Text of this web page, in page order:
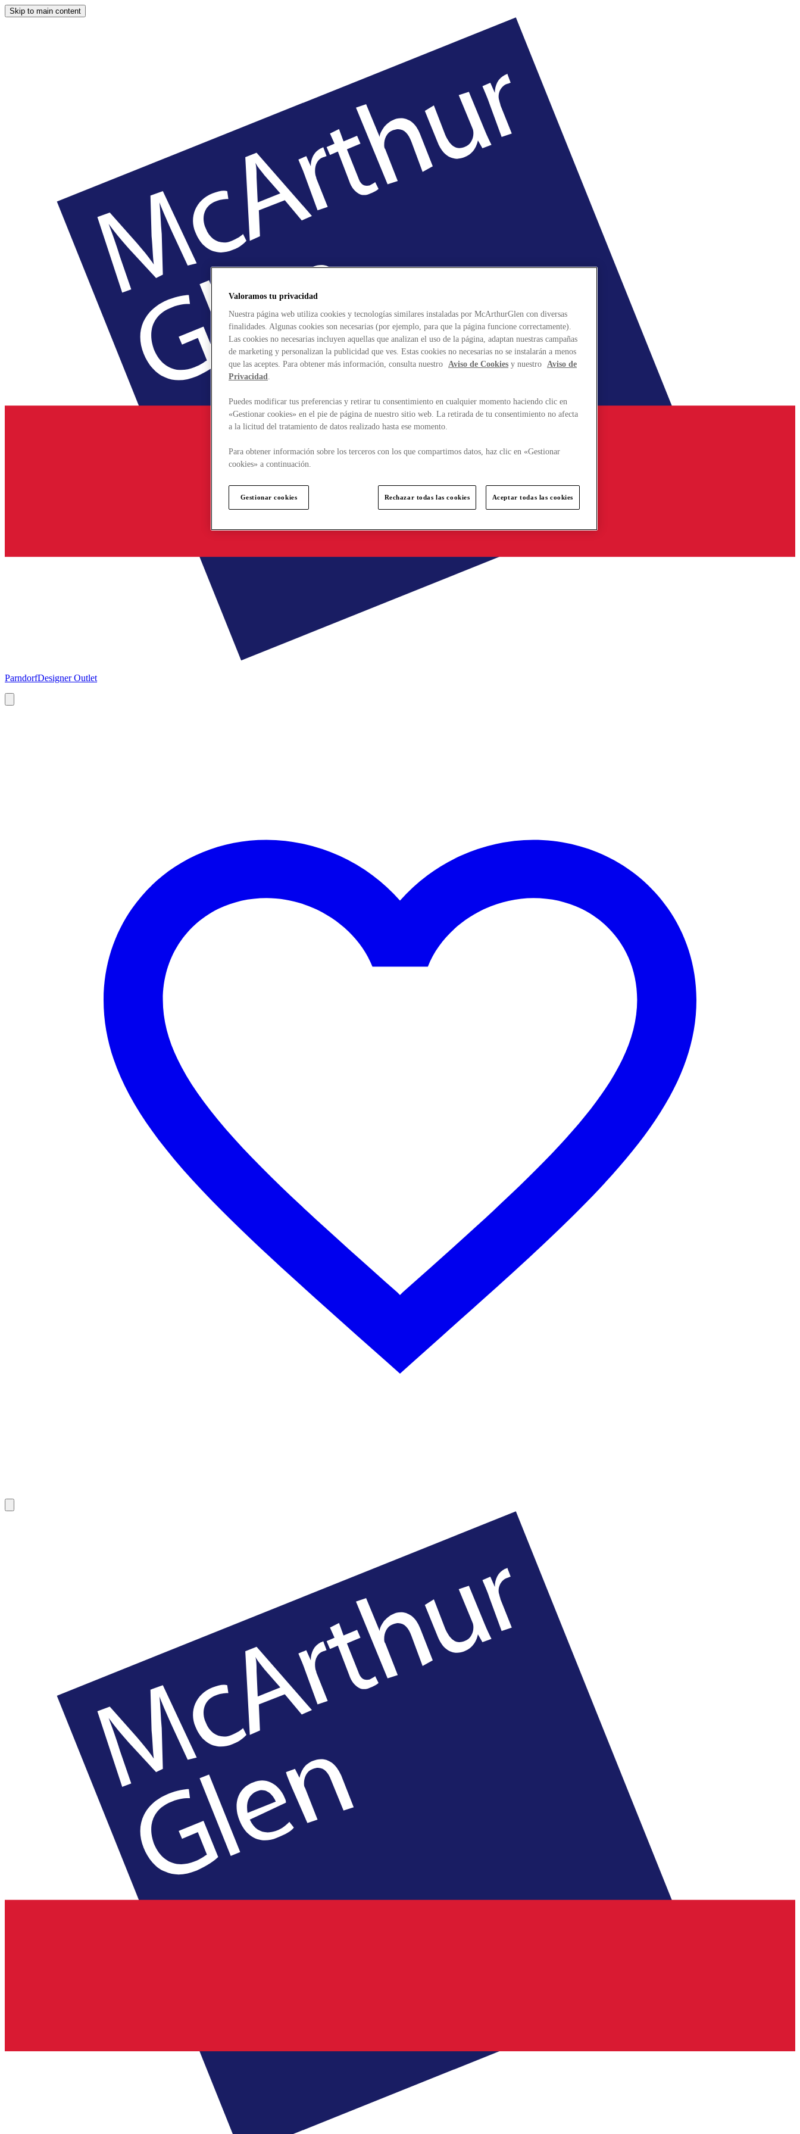
Skip to main content
ParndorfDesigner Outlet
Valoramos tu privacidad
Nuestra página web utiliza cookies y tecnologías similares instaladas por McArthurGlen con diversas
finalidades. Algunas cookies son necesarias (por ejemplo, para que la página funcione correctamente).
Las cookies no necesarias incluyen aquellas que analizan el uso de la página, adaptan nuestras campañas
de marketing y personalizan la publicidad que ves. Estas cookies no necesarias no se instalarán a menos
que las aceptes. Para obtener más información, consulta nuestro Aviso de Cookies y nuestro Aviso de
Privacidad.
Puedes modificar tus preferencias y retirar tu consentimiento en cualquier momento haciendo clic en
«Gestionar cookies» en el pie de página de nuestro sitio web. La retirada de tu consentimiento no afecta
a la licitud del tratamiento de datos realizado hasta ese momento.
Para obtener información sobre los terceros con los que compartimos datos, haz clic en «Gestionar
cookies» a continuación.
Gestionar cookies Rechazar todas las cookies Aceptar todas las cookies